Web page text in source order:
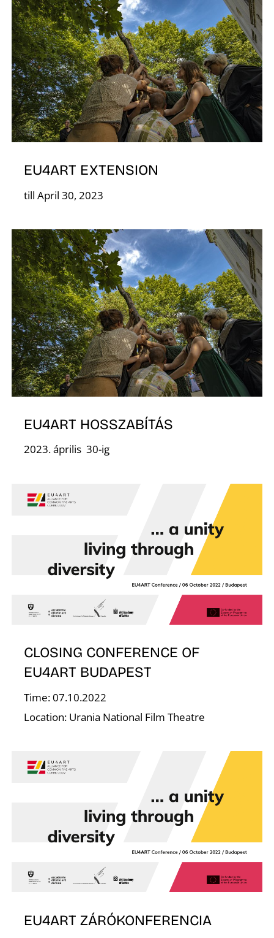
EU4ART EXTENSION
till April 30, 2023
EU4ART HOSSZABÍTÁS
2023. április 30-ig
CLOSING CONFERENCE OF
EU4ART BUDAPEST
Time: 07.10.2022
Location: Urania National Film Theatre
EU4ART ZÁRÓKONFERENCIA